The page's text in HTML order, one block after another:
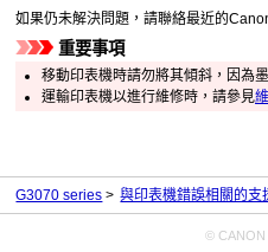
如果仍未解決問題，請聯絡最近的
重要事項
移動印表機時請勿將其傾斜，因為
運輸印表機以進行維修時，請參見
G3070 series 與印表機錯誤相關的支
© CANON